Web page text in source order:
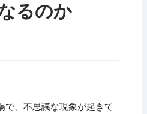
るのか
で、不思議な現象が起きて